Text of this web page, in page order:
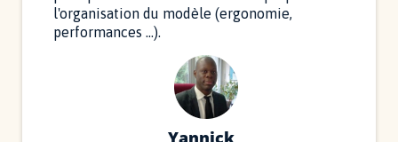
l'organisation du modèle (ergonomie,
performances ...).
Yannick